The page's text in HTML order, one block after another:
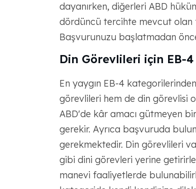
dayanırken, diğerleri ABD
dördüncü tercihte mevcut olan
Başvurunuzu başlatmadan
Din Görevlileri için EB-4
En yaygın EB-4
görevlileri hem de din görevlisi
ABD'de kâr amacı gütmeyen
gerekir. Ayrıca başvuruda
gerekmektedir. Din görevlileri
gibi dini görevleri yerine
manevi faaliyetlerde